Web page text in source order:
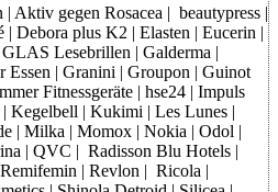
Aktiv gegen Rosacea | beautypress |
Debora plus K2 | Elasten | Eucerin |
Lesebrillen | Galderma |
Essen | Granini | Groupon | Guinot
Fitnessgeräte | hse24 | Impuls
Kegelbell | Kukimi | Les Lunes |
| Milka | Momox | Nokia | Odol |
| QVC | Radisson Blu Hotels |
| Revlon | Ricola |